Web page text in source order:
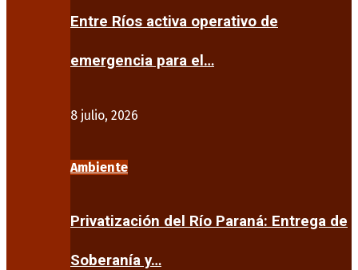
Entre Ríos activa operativo de
emergencia para el…
8 julio, 2026
Ambiente
Privatización del Río Paraná: Entrega de
Soberanía y…